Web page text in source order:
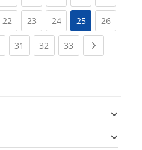
22(current)
23(current)
24(current)
25 26
31 (current)
32 (current)
33 (current)Next page